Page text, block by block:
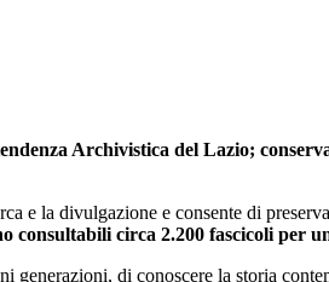
Archivistica del Lazio;
e la divulgazione e consente di
consultabili circa 2.200 fascicoli per
di conoscere la storia